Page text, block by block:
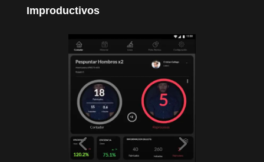
Improductivos